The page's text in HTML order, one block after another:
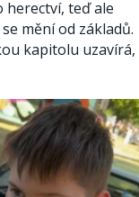
herectví, teď ale
mění od základů.
kapitolu uzavírá,